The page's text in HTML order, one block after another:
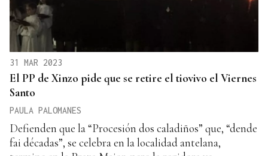
31 MAR 2023
El PP de Xinzo pide que se retire el tiovivo el Viernes
Santo
PAULA PALOMANES
Defienden que la “Procesión dos caladiños” que, “dende
fai décadas”, se celebra en la localidad antelana,